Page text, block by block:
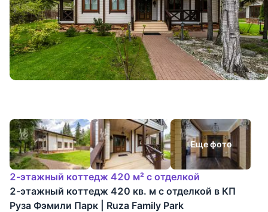
Еще фото
2-этажный коттедж 420 м² с отделкой
2-этажный коттедж 420 кв. м с отделкой в КП
Руза Фэмили Парк | Ruza Family Park